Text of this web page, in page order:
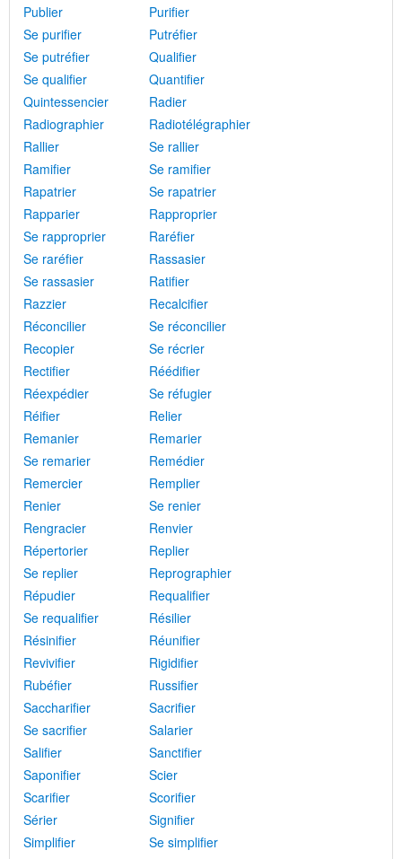
Publier
Purifier
Se purifier
Putréfier
Se putréfier
Qualifier
Se qualifier
Quantifier
Quintessencier
Radier
Radiographier
Radiotélégraphier
Rallier
Se rallier
Ramifier
Se ramifier
Rapatrier
Se rapatrier
Rapparier
Rapproprier
Se rapproprier
Raréfier
Se raréfier
Rassasier
Se rassasier
Ratifier
Razzier
Recalcifier
Réconcilier
Se réconcilier
Recopier
Se récrier
Rectifier
Réédifier
Réexpédier
Se réfugier
Réifier
Relier
Remanier
Remarier
Se remarier
Remédier
Remercier
Remplier
Renier
Se renier
Rengracier
Renvier
Répertorier
Replier
Se replier
Reprographier
Répudier
Requalifier
Se requalifier
Résilier
Résinifier
Réunifier
Revivifier
Rigidifier
Rubéfier
Russifier
Saccharifier
Sacrifier
Se sacrifier
Salarier
Salifier
Sanctifier
Saponifier
Scier
Scarifier
Scorifier
Sérier
Signifier
Simplifier
Se simplifier